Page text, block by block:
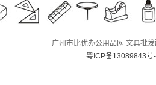
广州市比优办公用品网 文具批
粤ICP备13089843号